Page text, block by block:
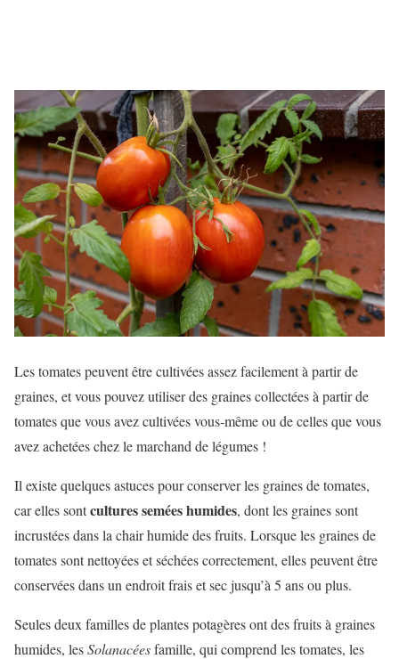
Les tomates peuvent être cultivées assez facilement à partir de
graines, et vous pouvez utiliser des graines collectées à partir de
tomates que vous avez cultivées vous-même ou de celles que vous
avez achetées chez le marchand de légumes !
Il existe quelques astuces pour conserver les graines de tomates,
car elles sontcultures semées humides, dont les graines sont
incrustées dans la chair humide des fruits. Lorsque les graines de
tomates sont nettoyées et séchées correctement, elles peuvent être
conservées dans un endroit frais et sec jusqu’à 5 ans ou plus.
Seules deux familles de plantes potagères ont des fruits à graines
humides, lesSolanacéesfamille, qui comprend les tomates, les